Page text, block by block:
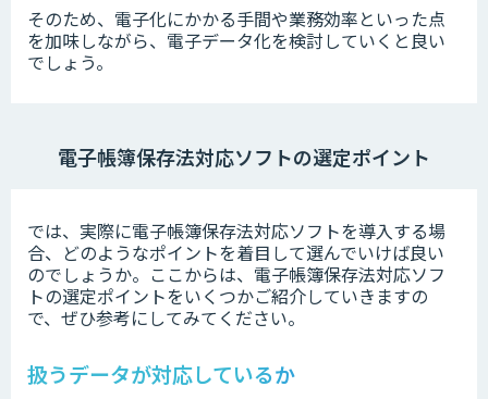
そのため、電子化にかかる手間や業務効率といった点
を加味しながら、電子データ化を検討していくと良い
でしょう。
電子帳簿保存法対応ソフトの選定ポイント
では、実際に電子帳簿保存法対応ソフトを導入する場
合、どのようなポイントを着目して選んでいけば良い
のでしょうか。ここからは、電子帳簿保存法対応ソフ
トの選定ポイントをいくつかご紹介していきますの
で、ぜひ参考にしてみてください。
扱うデータが対応しているか